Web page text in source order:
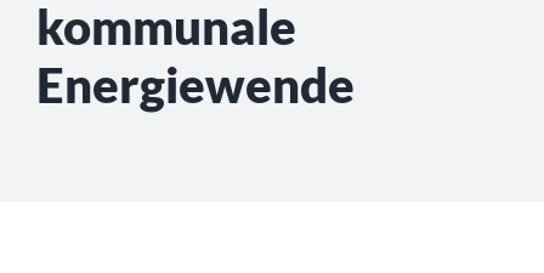
kommunale
Energiewende